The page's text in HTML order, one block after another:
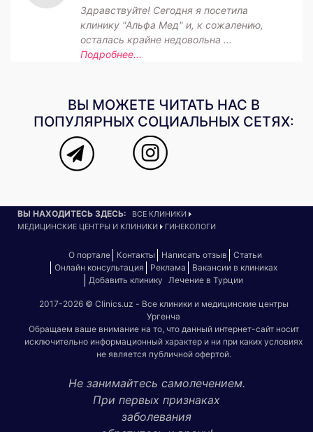
Здравствуйте! Сегодня я посетила
клинику "Альфа Мед" и, к сожалению,
осталась крайне недовольна ...
Подробнее...
ВЫ МОЖЕТЕ ЧИТАТЬ НАС В
ПОПУЛЯРНЫХ СОЦИАЛЬНЫХ СЕТЯХ:
ВЫ НАХОДИТЕСЬ ЗДЕСЬ:
ВСЕ КЛИНИКИ
МЕДИЦИНСКИЕ ЦЕНТРЫ И КЛИНИКИ
ГИНЕКОЛОГИ
О портале Контакты Написать отзыв
Статьи
Онлайн консультация
Реклама
Вакансии в клиниках
Добавить клинику
Лечение в Турции
2017-2026 © Clinics.uz - Все клиники и медицинские центры
Ургенча
Обращаем ваше внимание на то, что данный интернет-сайт носит
исключительно информационный характер и ни при каких условиях
не является публичной офертой.
Не занимайтесь самолечением.
При первых признаках
заболевания